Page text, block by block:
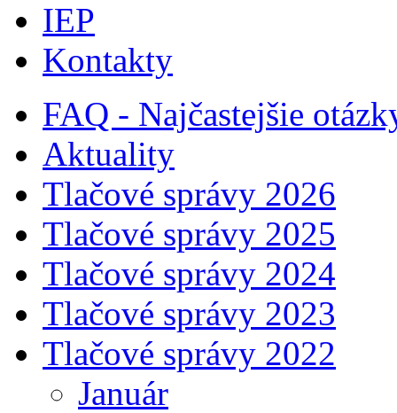
IEP
Kontakty
FAQ - Najčastejšie
Aktuality
Tlačové správy 2026
Tlačové správy 2025
Tlačové správy 2024
Tlačové správy 2023
Tlačové správy 2022
Január